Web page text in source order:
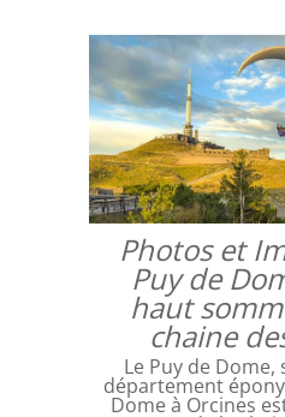
Photos et
Puy de
haut
chaine
Le Puy de Dome,
département
Dome à Orcines